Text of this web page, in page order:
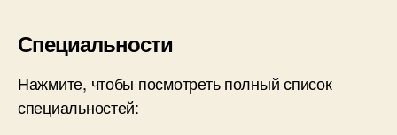
Специальности
Нажмите, чтобы посмотреть полный список
специальностей: